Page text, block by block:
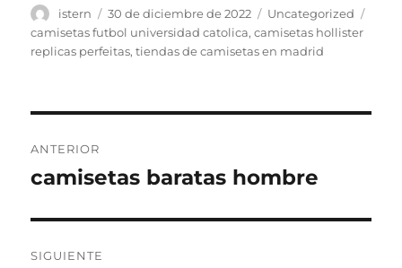
Autor
istern
Publicado
el
30 de diciembre de 2022 Categorías
Uncategorized
camisetas futbol universidad catolica,camisetas hollister
replicas perfeitas,tiendas de camisetas en madrid
de
ANTERIOR
Entrada
camisetas baratas hombre
SIGUIENTE